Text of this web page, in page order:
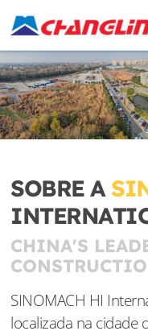
SOBRE A
CHINA'S
SINOMACH HI
localizada na cidade